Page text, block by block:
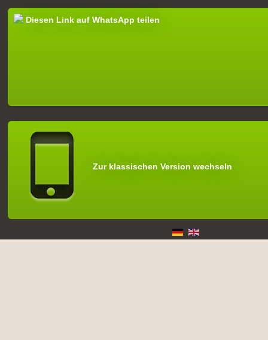
Diesen Link auf WhatsApp teilen
Zur klassischen Version wechseln